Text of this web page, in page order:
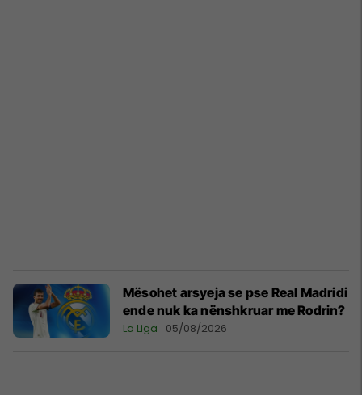
Mësohet arsyeja se pse Real Madridi
ende nuk ka nënshkruar me Rodrin?
La Liga 05/08/2026